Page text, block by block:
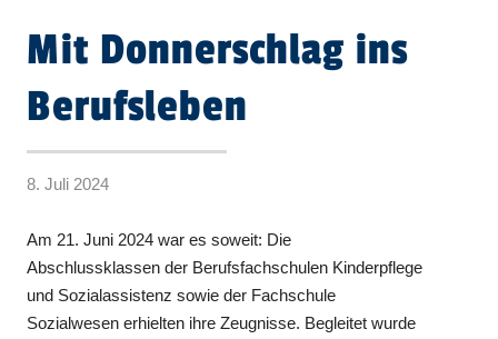
Mit Donnerschlag ins
Berufsleben
8. Juli 2024
Am 21. Juni 2024 war es soweit: Die
Abschlussklassen der Berufsfachschulen Kinderpflege
und Sozialassistenz sowie der Fachschule
Sozialwesen erhielten ihre Zeugnisse. Begleitet wurde